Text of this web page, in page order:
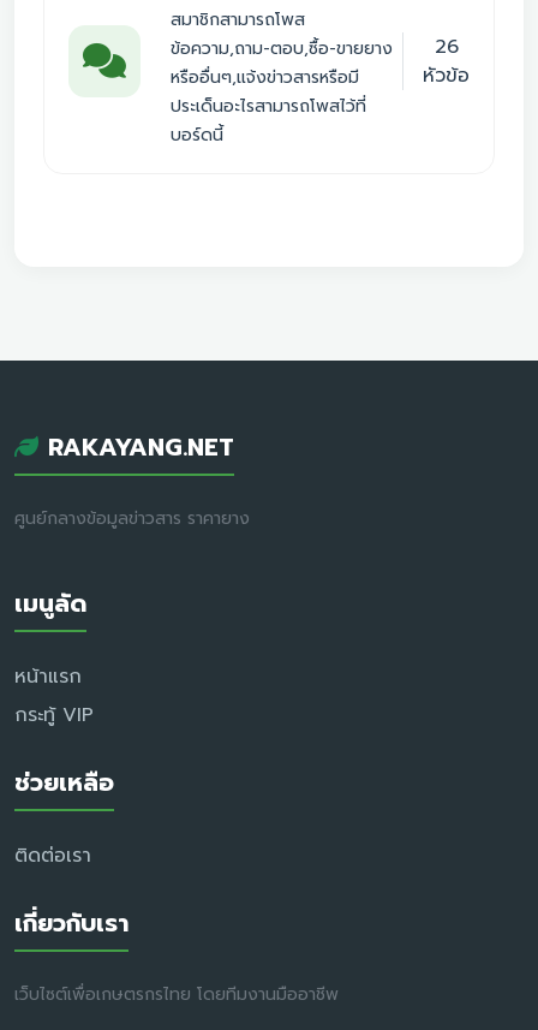
สมาชิกสามารถโพส
ข้อความ,ถาม-ตอบ,ซื้อ-ขายยาง
หรืออื่นๆ,แจ้งข่าวสารหรือมี
ประเด็นอะไรสามารถโพสไว้ที่
บอร์ดนี้
26
หัวข้อ
RAKAYANG.NET
ศูนย์กลางข้อมูลข่าวสาร ราคายาง
เมนูลัด
หน้าแรก
กระทู้ VIP
ช่วยเหลือ
ติดต่อเรา
เกี่ยวกับเรา
เว็บไซต์เพื่อเกษตรกรไทย โดยทีมงานมืออาชีพ